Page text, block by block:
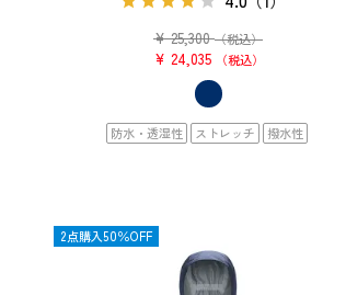
¥ 25,300 （税込）
¥ 24,035 税込
防水・透湿性 ストレッチ 撥水性
OUTLET
2点購入50％OFF